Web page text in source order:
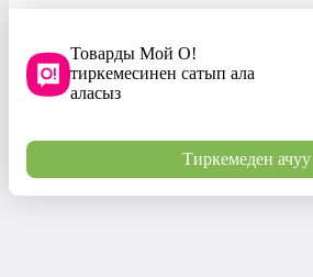
Товарды Мой О!
тиркемесинен сатып ала
аласыз
Тиркемеден ачуу